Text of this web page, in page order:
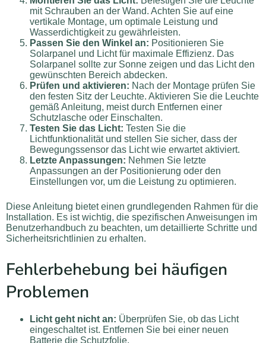
mit Schrauben an der Wand. Achten Sie auf eine
vertikale Montage, um optimale Leistung und
Wasserdichtigkeit zu gewährleisten.
Passen Sie den Winkel an: Positionieren Sie
Solarpanel und Licht für maximale Effizienz. Das
Solarpanel sollte zur Sonne zeigen und das Licht den
gewünschten Bereich abdecken.
Prüfen und aktivieren: Nach der Montage prüfen Sie
den festen Sitz der Leuchte. Aktivieren Sie die Leuchte
gemäß Anleitung, meist durch Entfernen einer
Schutzlasche oder Einschalten.
Testen Sie das Licht: Testen Sie die
Lichtfunktionalität und stellen Sie sicher, dass der
Bewegungssensor das Licht wie erwartet aktiviert.
Letzte Anpassungen: Nehmen Sie letzte
Anpassungen an der Positionierung oder den
Einstellungen vor, um die Leistung zu optimieren.
Diese Anleitung bietet einen grundlegenden Rahmen für die
Installation. Es ist wichtig, die spezifischen Anweisungen im
Benutzerhandbuch zu beachten, um detaillierte Schritte und
Sicherheitsrichtlinien zu erhalten.
Fehlerbehebung bei häufigen
Problemen
Licht geht nicht an: Überprüfen Sie, ob das Licht
eingeschaltet ist. Entfernen Sie bei einer neuen
Batterie die Schutzfolie.